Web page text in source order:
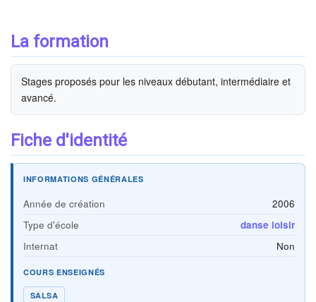
La formation
Stages proposés pour les niveaux débutant, intermédiaire et
avancé.
Fiche d'identité
INFORMATIONS GÉNÉRALES
Année de création
2006
Type d'école
danse loisir
Internat
Non
COURS ENSEIGNÉS
SALSA